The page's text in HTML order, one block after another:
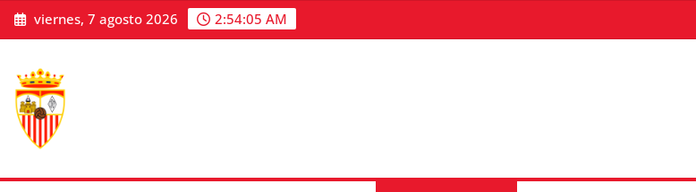
Saltar
al
viernes, 7 agosto 2026 2:54:07 AM